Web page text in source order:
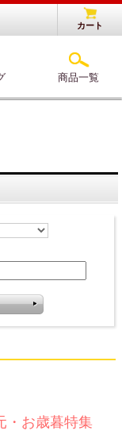
カート
商品一覧
・お歳暮特集